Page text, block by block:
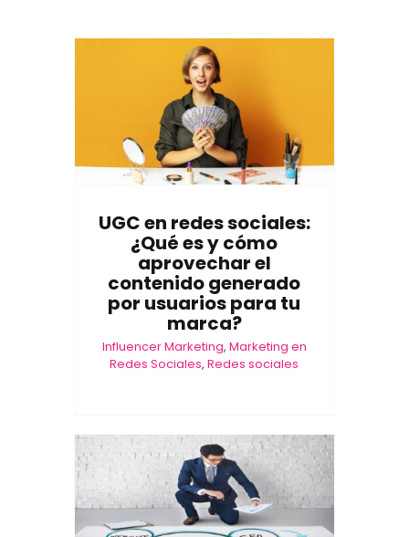
UGC en redes sociales:
¿Qué es y cómo
aprovechar el
contenido generado
por usuarios para tu
marca?
Influencer Marketing, Marketing en
Redes Sociales,Redes sociales